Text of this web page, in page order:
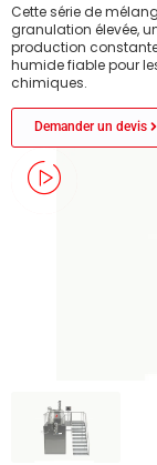
Cette série de
granulation élevée,
production
humide fiable pour
chimiques.
Demander un devis